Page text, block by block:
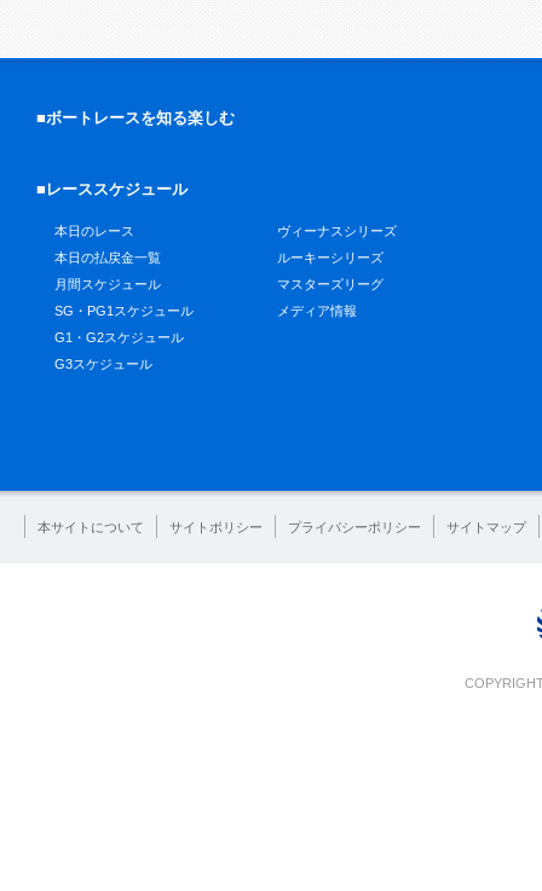
■ボートレースを知る楽しむ
■レーススケジュール
本日のレース
本日の払戻金一覧
月間スケジュール
SG・PG1スケジュール
G1・G2スケジュール
G3スケジュール
ヴィーナスシリーズ
ルーキーシリーズ
マスターズリーグ
メディア情報
本サイトについて サイトポリシー プライバシーポリシー サイトマップ